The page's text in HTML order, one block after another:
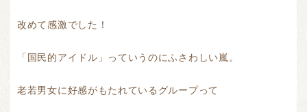
改めて感激でした！
「国民的アイドル」っていうのにふさわしい嵐。
老若男女に好感がもたれているグループって